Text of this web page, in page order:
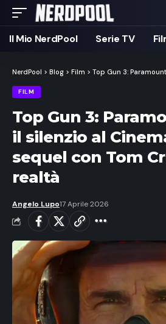
Il Mio NerdPool Serie TV
NerdPool > Blog > Film > Top Gun 3: Paramount rompe il
FILM
Top Gun 3:
il silenzio al
sequel con Tom
realtà
Angelo Lupo17 Aprile 2026